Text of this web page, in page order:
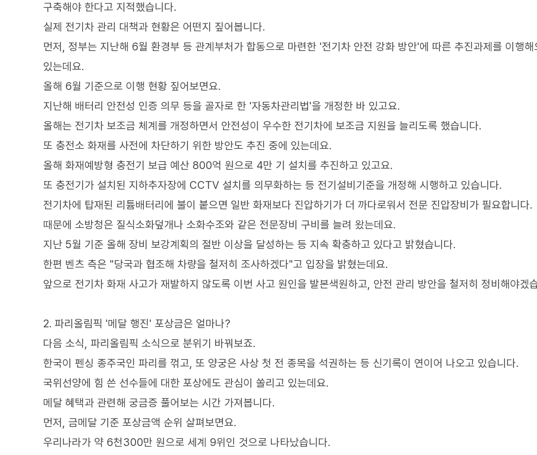
구축해야 한다고 지적했습니다.
실제 전기차 관리 대책과 현황은 어떤지 짚어봅니다.
먼저, 정부는 지난해 6월 환경부 등 관계부처가 합동으로 마련한 '전기차 안전 강화 방안'에 따른 추진과제를 이행해
있는데요.
올해 6월 기준으로 이행 현황 짚어보면요.
지난해 배터리 안전성 인증 의무 등을 골자로 한 '자동차관리법'을 개정한 바 있고요.
올해는 전기차 보조금 체계를 개정하면서 안전성이 우수한 전기차에 보조금 지원을 늘리도록 했습니다.
또 충전소 화재를 사전에 차단하기 위한 방안도 추진 중에 있는데요.
올해 화재예방형 충전기 보급 예산 800억 원으로 4만 기 설치를 추진하고 있고요.
또 충전기가 설치된 지하추자장에 CCTV 설치를 의무화하는 등 전기설비기준을 개정해 시행하고 있습니다.
전기차에 탑재된 리튬배터리에 불이 붙으면 일반 화재보다 진압하기가 더 까다로워서 전문 진압장비가 필요합니다.
때문에 소방청은 질식소화덮개나 소화수조와 같은 전문장비 구비를 늘려 왔는데요.
지난 5월 기준 올해 장비 보강계획의 절반 이상을 달성하는 등 지속 확충하고 있다고 밝혔습니다.
한편 벤츠 측은 "당국과 협조해 차량을 철저히 조사하겠다"고 입장을 밝혔는데요.
앞으로 전기차 화재 사고가 재발하지 않도록 이번 사고 원인을 발본색원하고, 안전 관리 방안을 철저히 정비해야겠
2. 파리올림픽 '메달 행진' 포상금은 얼마나?
다음 소식, 파리올림픽 소식으로 분위기 바꿔보죠.
한국이 펜싱 종주국인 파리를 꺾고, 또 양궁은 사상 첫 전 종목을 석권하는 등 신기록이 연이어 나오고 있습니다.
국위선양에 힘 쓴 선수들에 대한 포상에도 관심이 쏠리고 있는데요.
메달 혜택과 관련해 궁금증 풀어보는 시간 가져봅니다.
먼저, 금메달 기준 포상금액 순위 살펴보면요.
우리나라가 약 6천300만 원으로 세계 9위인 것으로 나타났습니다.